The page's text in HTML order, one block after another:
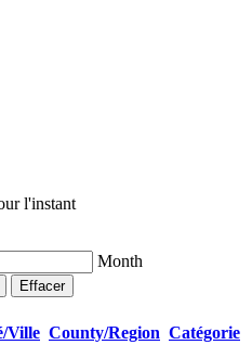
l'instant
Month
Effacer
Ville County/Region Catégorie